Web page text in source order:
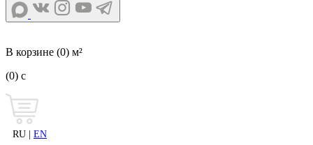
В корзине (0) м²
(0) c
RU | EN